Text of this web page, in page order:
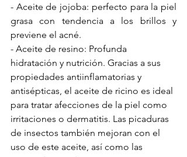
- Aceite de jojoba: perfecto para la piel
grasa con tendencia a los brillos y
previene el acné.
- Aceite de resino: Profunda
hidratación y nutrición. Gracias a sus
propiedades antiinflamatorias y
antisépticas, el aceite de ricino es ideal
para tratar afecciones de la piel como
irritaciones o dermatitis. Las picaduras
de insectos también mejoran con el
uso de este aceite, así como las